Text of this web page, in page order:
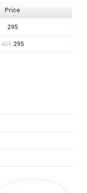
Price
295
425 295